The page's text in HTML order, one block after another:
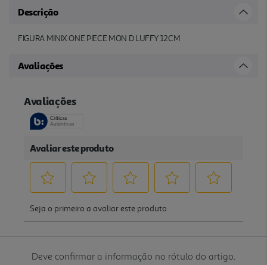
Descrição
FIGURA MINIX ONE PIECE MON D LUFFY 12CM
Avaliações
Deve confirmar a informação no rótulo do artigo.